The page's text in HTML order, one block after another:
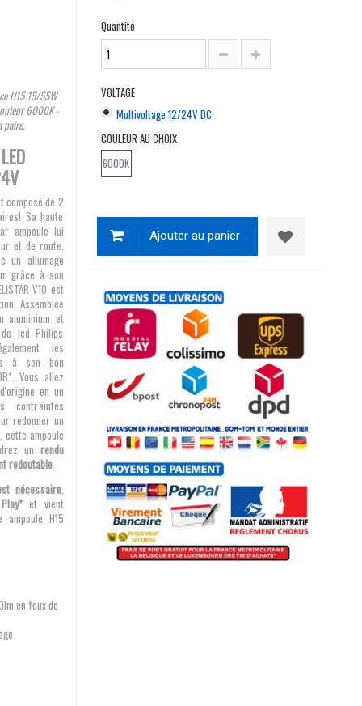
H15 15/55W
6000K -
paire.
composé de 2
Sa haute
ampoule lui
et de route.
un allumage
grâce à son
V10 est
Assemblée
aluminium et
led Philips
les
à son bon
Vous allez
en un
contraintes
redonner un
cette ampoule
un rendu
redoutable.
nécessaire,
et vient
H15
en feux de
Quantité
VOLTAGE
Multivoltage 12/24V DC
COULEUR AU CHOIX
6000K
Ajouter au panier